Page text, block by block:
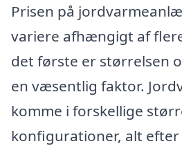
Prisen på
variere afhængigt af
det første er størrelsen
en væsentlig faktor.
komme i forskellige
konfigurationer, alt